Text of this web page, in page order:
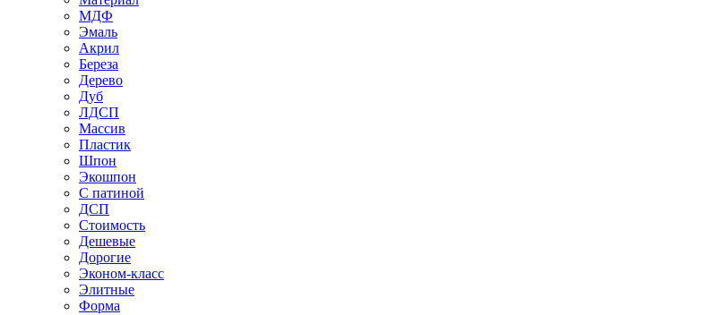
МДФ
Эмаль
Акрил
Береза
Дерево
Дуб
ЛДСП
Массив
Пластик
Шпон
Экошпон
С патиной
ДСП
Стоимость
Дешевые
Дорогие
Эконом-класс
Элитные
Форма